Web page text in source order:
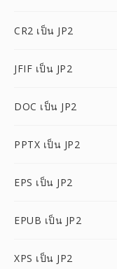
CR2 เป็น JP2
JFIF เป็น JP2
DOC เป็น JP2
PPTX เป็น JP2
EPS เป็น JP2
EPUB เป็น JP2
XPS เป็น JP2